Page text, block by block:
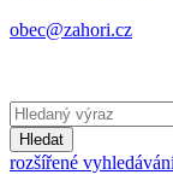
obec@zahori.cz
Hledat
rozšířené